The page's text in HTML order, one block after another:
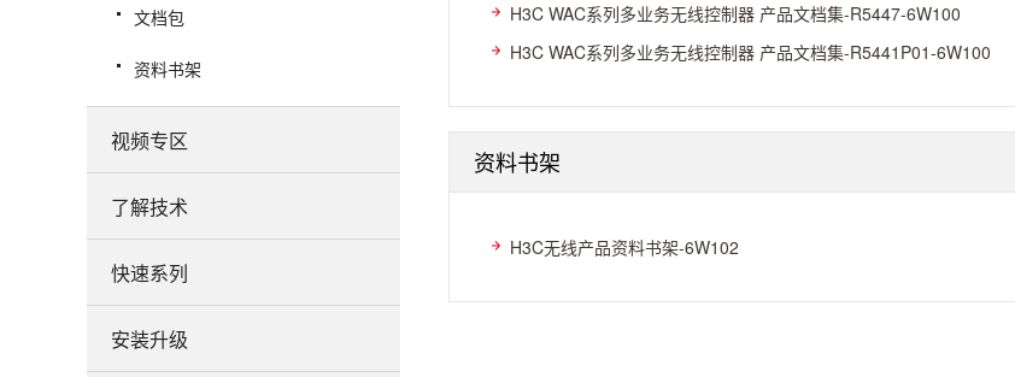
文档包
资料书架
视频专区
了解技术
快速系列
安装升级
H3C WAC系列多业务无线控制器 产品文档集-R5447-6W100
H3C WAC系列多业务无线控制器 产品文档集-R5441P01-6W100
资料书架
H3C无线产品资料书架-6W102